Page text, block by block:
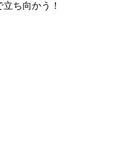
ち向かう！